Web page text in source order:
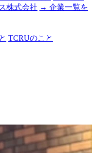
株式会社 → 企業一覧を
TCRUのこと